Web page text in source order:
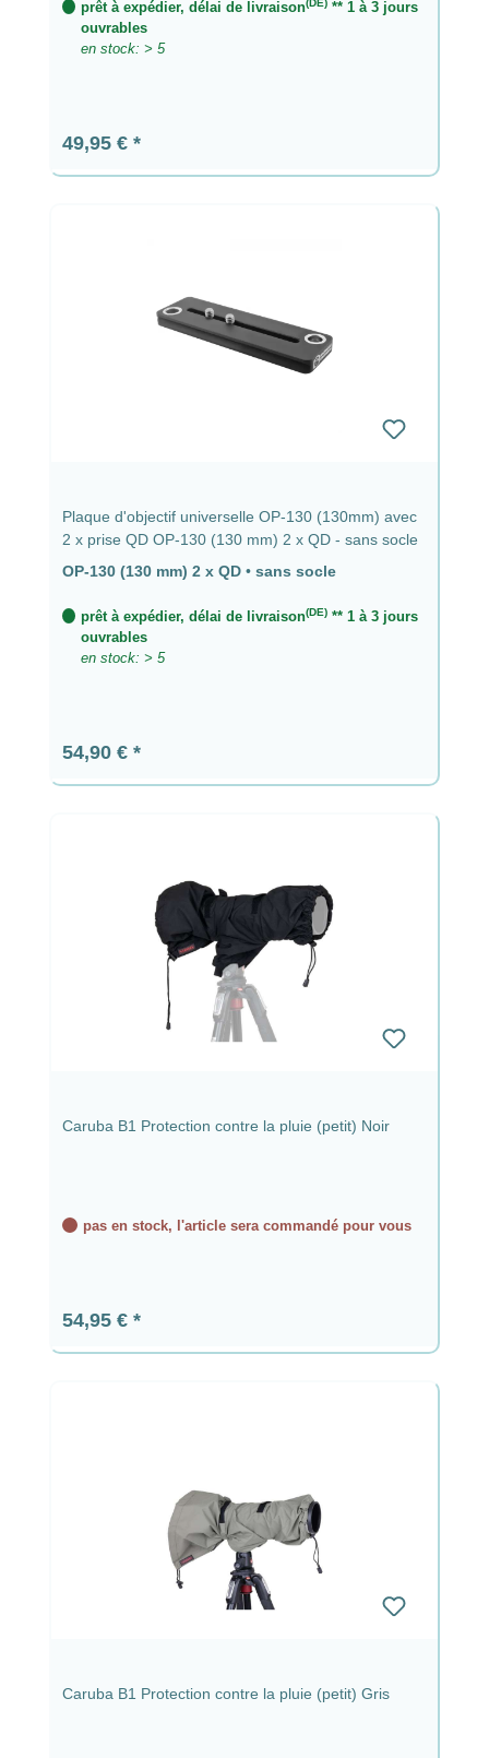
prêt à expédier, délai de livraison(DE)** 1 à 3 jours
ouvrables
en stock: > 5
Prix régulier :
49,95 €
Plaque d'objectif universelle OP-130 (130mm) avec
2 x prise QD OP-130 (130 mm) 2 x QD - sans socle
OP-130 (130 mm) 2 x QD • sans socle
prêt à expédier, délai de livraison(DE)** 1 à 3 jours
ouvrables
en stock: > 5
Prix régulier :
54,90 €
Caruba B1 Protection contre la pluie (petit) Noir
pas en stock, l'article sera commandé pour vous
Prix régulier :
54,95 €
Caruba B1 Protection contre la pluie (petit) Gris